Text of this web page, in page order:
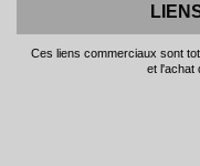
Ces liens commerciaux sont
et l'achat